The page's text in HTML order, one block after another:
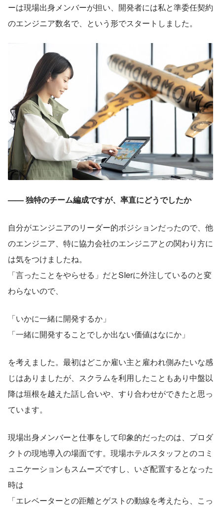
ーは現場出身メンバーが担い、開発者には私と準委任契約
のエンジニア数名で、という形でスタートしました。
—— 独特のチーム編成ですが、率直にどうでしたか
自分がエンジニアのリーダー的ボジションだったので、他
のエンジニア、特に協力会社のエンジニアとの関わり方に
は気をつけましたね。
「言ったことをやらせる」だとSIerに外注しているのと変
わらないので、
「いかに一緒に開発するか」
「一緒に開発することでしか出ない価値はなにか」
を考えました。最初はどこか雇い主と雇われ側みたいな感
じはありましたが、スクラムを利用したこともあり中盤以
降は垣根を越えた話し合いや、すり合わせができたと思っ
ています。
現場出身メンバーと仕事をして印象的だったのは、プロダ
クトの現地導入の場面です。現場ホテルスタッフとのコミ
ュニケーションもスムーズですし、いざ配置するとなった
時は
「エレベーターとの距離とゲストの動線を考えたら、こっ